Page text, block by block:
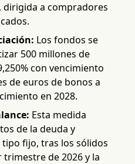
dirigida a compradores
Los fondos se
500 millones de
con vencimiento
de euros de bonos a
en 2028.
Esta medida
de la deuda y
fijo, tras los sólidos
de 2026 y la